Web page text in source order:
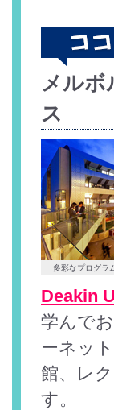
メルボ
ス
多彩なプログラ
Deakin
学んで
ーネッ
館、レ
す。